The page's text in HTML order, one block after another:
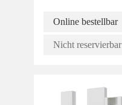
Online bestellbar
Nicht reservierbar